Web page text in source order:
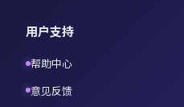
用户支持
帮助中心
意见反馈